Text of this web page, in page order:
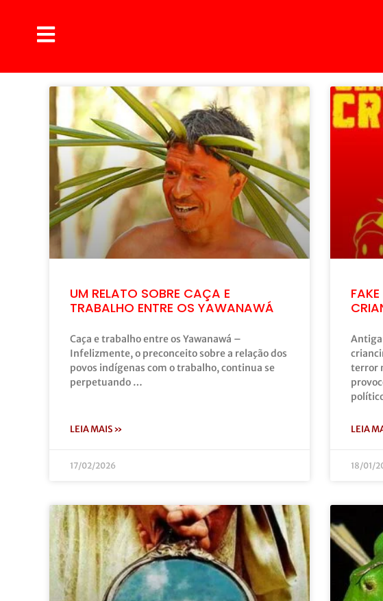
UM RELATO SOBRE CAÇA E
TRABALHO ENTRE OS YAWANAWÁ
Caça e trabalho entre os Yawanawá –
Infelizmente, o preconceito sobre a relação dos
povos indígenas com o trabalho, continua se
perpetuando …
LEIA MAIS »
17/02/2026
terror
LEIA
18/01/